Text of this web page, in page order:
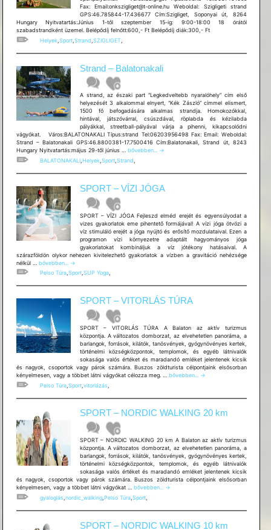
Fax: Email:onkszigliget@t-online.hu Weboldal: Szigligeti strand
GPS:46.785844-17.436677 Cím:Szigliget, Soponyai út, 8264
Hungary Nyitvatartás:Június 1-től szeptember 15-ig: 9:00-18:00 18 órától
szabadstrandként üzemel. Belépődíj felnőtt:600,- Ft Belépődíj diák:300,- Ft
Helyek, Sport, Strand SZIGLIGET,
Strand – Balatonakali
A strand, az északi part “Legkedveltebb nyaralóhely” cím első
helyezését 3 alkalommal elnyert, “Kék Zászló” címmel elismert,
1500 fő befogadására alkalmas strandja. Homokozókkal,
hintával, játszóvárral, csúszdával, röplabda és kézilabda
pályákkal, streetball-pályával várja a pihenni, kikapcsolódni
vágyókat. Város:BALATONAKALI Típus:strand Tel:06203956498 Fax: Email: Weboldal:
Strand – Balatonakali GPS:46.8800381-17.7500416 Cím:Balatonakali, Strand út, 8243
Hungary Nyitvatartás:május 29-től június … Strand
Balatonakali
bővebben... →
BALATONAKALI, Helyek, Sport, Strand
SPORT – VÍZI JÓGA
SPORT – VÍZI JÓGA Fejleszd elméd erejét és egyensúlyodat a
vizes gyakorlatok eme pihentető formájával! A vízi jóga ötvözi a
víz stimuláló erejét a jóga nyújtó és erősítő mozdulataival. Ezen a
programon vízi környezetre adaptált hagyományos jóga
gyakorlatokat kombináljuk a víz jótékony hatásaival. A
szárazföldön olykor nehezen kivitelezhető gyakorlatok a vízben a gravitáció nehézsége
nélkül … SPORT
–
JÓGA
bővebben...
→
Pelso Túra,Sport,SUP Yoga,
SPORT – VITORLÁS TÚRA
SPORT – VITORLÁS TÚRA A Balaton az aktív turizmus
központja. A változatos domborzat, az elvehetetlen panoráma, a
barlangok, források, kilátók, tanösvények, gyógynövényes kertek,
történelmi községközpontok, templomok, és egyéb látnivalók
sokasága valós értéket és maradandó emléket jelentenek kicsik
és nagyok, csoportok vagy párok számára. Buszos zöldturista célpontjaink elsősorban
kényelmesen, vagy a többet látni vágyókat célozza meg. … SPORT
TÚRA
bővebben...
→
Pelso Túra, Sport, vitorlázás,
SPORT – NORDIC WALKING 20 km
SPORT – NORDIC WALKING 20 km A Balaton az aktív turizmus
központja. A változatos domborzat, az elvehetetlen panoráma, a
barlangok, források, kilátók, tanösvények, gyógynövényes kertek,
történelmi községközpontok, templomok, és egyéb látnivalók
sokasága valós értéket és maradandó emléket jelentenek kicsik
és nagyok, csoportok vagy párok számára. Buszos zöldturista célpontjaink elsősorban
kényelmesen, vagy a többet látni vágyókat … SPORT
–
NORDIC
WALKING
km
bővebben...
→
gyaloglás, nordic_walking, Pelso Túra, Sport,
SPORT – NORDIC WALKING 10 km